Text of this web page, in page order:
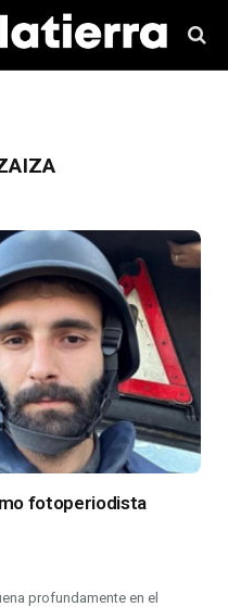
fotoperiodista
profundamente en el